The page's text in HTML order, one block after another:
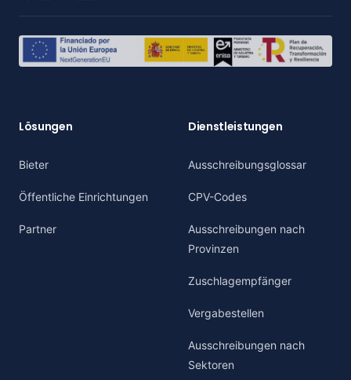
Lösungen
Bieter
Öffentliche Einrichtungen
Partner
Dienstleistungen
Ausschreibungsglossar
CPV-Codes
Ausschreibungen nach
Provinzen
Zuschlagempfänger
Vergabestellen
Ausschreibungen nach
Sektoren